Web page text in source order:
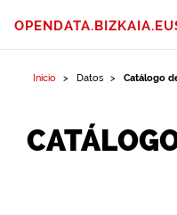
Inicio Datos Catálogo